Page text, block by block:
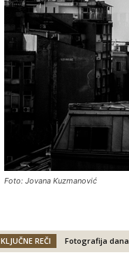
Foto: Jovana Kuzmanović
KLJUČNE REČI Fotografija dana